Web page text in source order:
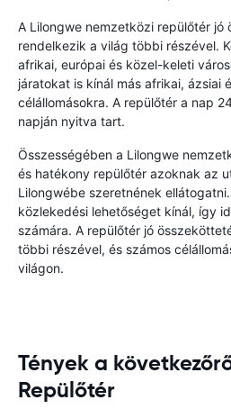
A Lilongwe nemzetközi repülőtér jó
rendelkezik a világ többi részével.
afrikai, európai és közel-keleti
járatokat is kínál más afrikai, ázsiai
célállomásokra. A repülőtér a nap
napján nyitva tart.
Összességében a Lilongwe
és hatékony repülőtér azoknak az
Lilongwébe szeretnének
közlekedési lehetőséget kínál, így
számára. A repülőtér jó
többi részével, és számos
világon.
Tények a
Repülőtér